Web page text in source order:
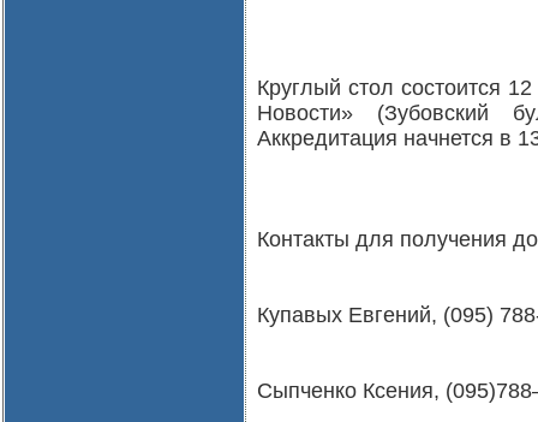
Круглый стол состоится
Новости» (Зубовский
Аккредитация начнется в
Контакты для получения
Купавых Евгений, (095)
Сыпченко Ксения,